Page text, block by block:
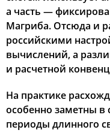
а часть —
Магриба. Отсюда и
российскими
вычислений, а
и расчетной
На практике
особенно заметны
периоды длинного